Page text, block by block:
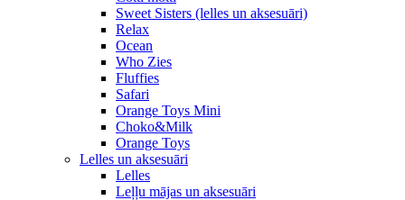
Sweet Sisters (lelles un aksesuāri)
Relax
Ocean
Who Zies
Fluffies
Safari
Orange Toys Mini
Choko&Milk
Orange Toys
Lelles un aksesuāri
Lelles
Leļļu mājas un aksesuāri